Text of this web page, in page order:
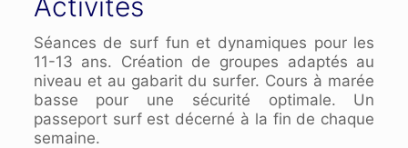
Séances de surf fun et dynamiques pour les
11-13 ans. Création de groupes adaptés au
niveau et au gabarit du surfer. Cours à marée
basse pour une sécurité optimale. Un
passeport surf est décerné à la fin de chaque
semaine.